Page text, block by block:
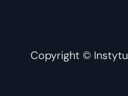
Copyright ©